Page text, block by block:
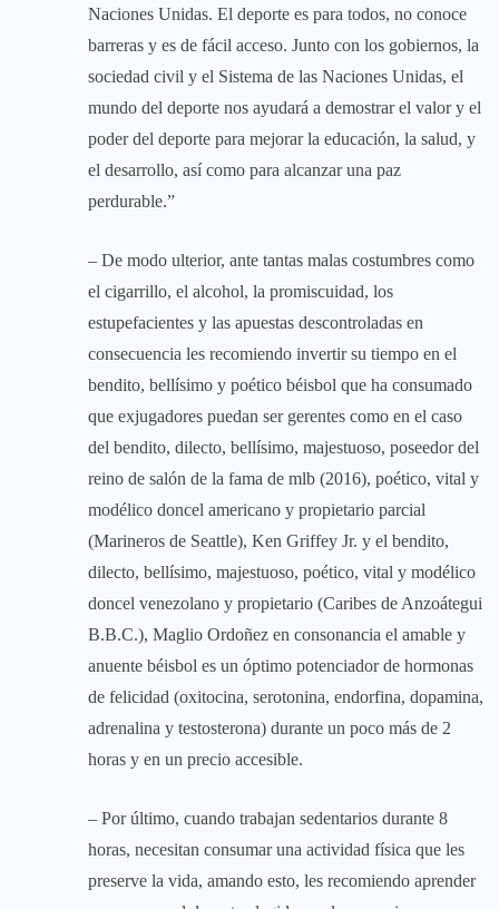
Naciones Unidas. El deporte es para todos, no conoce
barreras y es de fácil acceso. Junto con los gobiernos, la
sociedad civil y el Sistema de las Naciones Unidas, el
mundo del deporte nos ayudará a demostrar el valor y el
poder del deporte para mejorar la educación, la salud, y
el desarrollo, así como para alcanzar una paz
perdurable.”
– De modo ulterior, ante tantas malas costumbres como
el cigarrillo, el alcohol, la promiscuidad, los
estupefacientes y las apuestas descontroladas en
consecuencia les recomiendo invertir su tiempo en el
bendito, bellísimo y poético béisbol que ha consumado
que exjugadores puedan ser gerentes como en el caso
del bendito, dilecto, bellísimo, majestuoso, poseedor del
reino de salón de la fama de mlb (2016), poético, vital y
modélico doncel americano y propietario parcial
(Marineros de Seattle), Ken Griffey Jr. y el bendito,
dilecto, bellísimo, majestuoso, poético, vital y modélico
doncel venezolano y propietario (Caribes de Anzoátegui
B.B.C.), Maglio Ordoñez en consonancia el amable y
anuente béisbol es un óptimo potenciador de hormonas
de felicidad (oxitocina, serotonina, endorfina, dopamina,
adrenalina y testosterona) durante un poco más de 2
horas y en un precio accesible.
– Por último, cuando trabajan sedentarios durante 8
horas, necesitan consumar una actividad física que les
preserve la vida, amando esto, les recomiendo aprender